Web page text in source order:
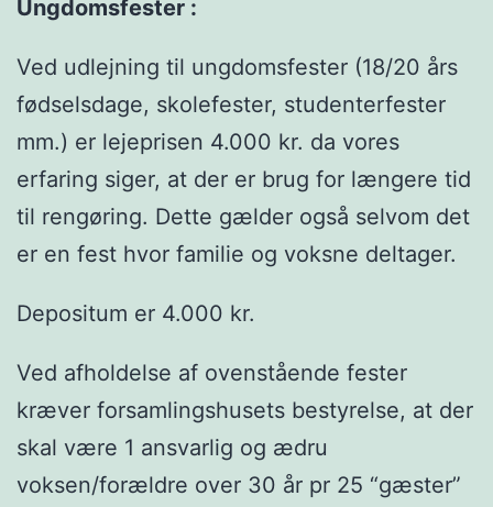
Ungdomsfester :
Ved udlejning til ungdomsfester (18/20 års
fødselsdage, skolefester, studenterfester
mm.) er lejeprisen 4.000 kr. da vores
erfaring siger, at der er brug for længere tid
til rengøring. Dette gælder også selvom det
er en fest hvor familie og voksne deltager.
Depositum er 4.000 kr.
Ved afholdelse af ovenstående fester
kræver forsamlingshusets bestyrelse, at der
skal være 1 ansvarlig og ædru
voksen/forældre over 30 år pr 25 “gæster”